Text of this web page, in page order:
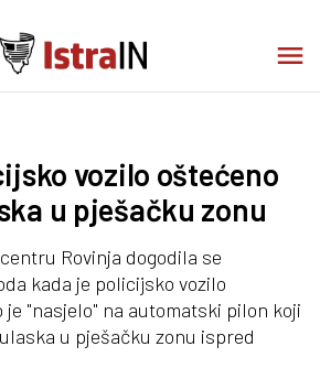
vozilo oštećeno
u pješačku zonu
Rovinja dogodila se
kada je policijsko vozilo
"nasjelo" na automatski pilon koji
u pješačku zonu ispred